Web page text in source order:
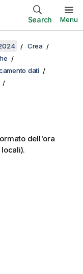
Search Menu
Crea
dati
dell'ora